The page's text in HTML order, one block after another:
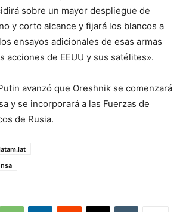
sobre un mayor despliegue de
y corto alcance y fijará los blancos a
ensayos adicionales de esas armas
acciones de EEUU y sus satélites».
avanzó que Oreshnik se comenzará
y se incorporará a las Fuerzas de
de Rusia.